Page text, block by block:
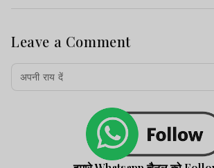
Leave a Comment